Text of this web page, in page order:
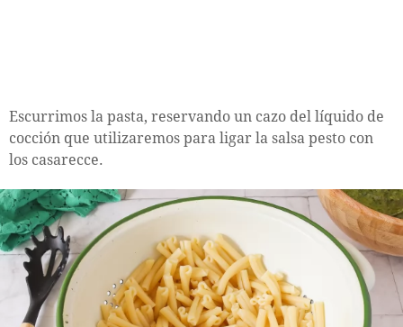
Escurrimos la pasta, reservando un cazo del líquido de
cocción que utilizaremos para ligar la salsa pesto con
los casarecce.